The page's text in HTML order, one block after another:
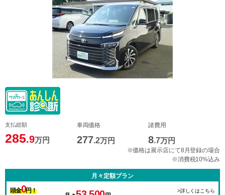
支払総額
285.9万円
車両価格
277.2万円
諸費用
8.7万円
※価格は展示店にて8月登録の場合
※消費税10%込み
月々定額プラン
頭金0円！
>詳しくはこちら